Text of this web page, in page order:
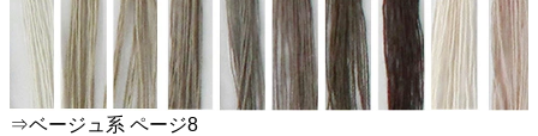
⇒ベージュ系 ページ8